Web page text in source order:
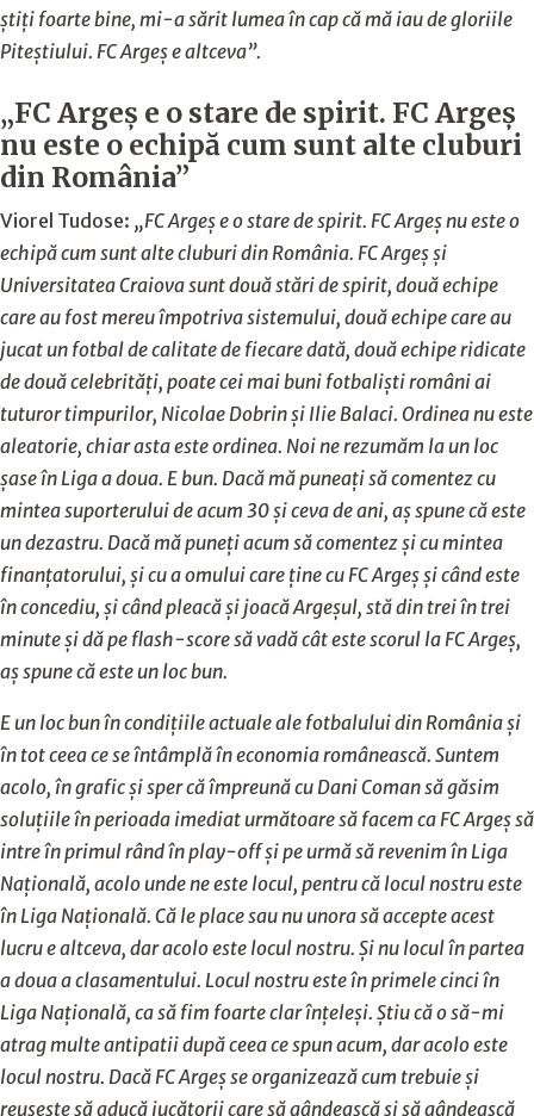
știți foarte bine, mi-a sărit lumea în cap că mă iau de gloriile
Piteștiului. FC Argeș e altceva”.
„FC Argeș e o stare de spirit. FC Argeș
nu este o echipă cum sunt alte cluburi
din România”
Viorel Tudose: „FC Argeș e o stare de spirit. FC Argeș nu este o
echipă cum sunt alte cluburi din România. FC Argeș și
Universitatea Craiova sunt două stări de spirit, două echipe
care au fost mereu împotriva sistemului, două echipe care au
jucat un fotbal de calitate de fiecare dată, două echipe ridicate
de două celebrități, poate cei mai buni fotbaliști români ai
tuturor timpurilor, Nicolae Dobrin și Ilie Balaci. Ordinea nu este
aleatorie, chiar asta este ordinea. Noi ne rezumăm la un loc
șase în Liga a doua. E bun. Dacă mă puneați să comentez cu
mintea suporterului de acum 30 și ceva de ani, aș spune că este
un dezastru. Dacă mă puneți acum să comentez și cu mintea
finanțatorului, și cu a omului care ține cu FC Argeș și când este
în concediu, și când pleacă și joacă Argeșul, stă din trei în trei
minute și dă pe flash-score să vadă cât este scorul la FC Argeș,
aș spune că este un loc bun.
E un loc bun în condițiile actuale ale fotbalului din România și
în tot ceea ce se întâmplă în economia românească. Suntem
acolo, în grafic și sper că împreună cu Dani Coman să găsim
soluțiile în perioada imediat următoare să facem ca FC Argeș să
intre în primul rând în play-off și pe urmă să revenim în Liga
Națională, acolo unde ne este locul, pentru că locul nostru este
în Liga Națională. Că le place sau nu unora să accepte acest
lucru e altceva, dar acolo este locul nostru. Și nu locul în partea
a doua a clasamentului. Locul nostru este în primele cinci în
Liga Națională, ca să fim foarte clar înțeleși. Știu că o să-mi
atrag multe antipatii după ceea ce spun acum, dar acolo este
locul nostru. Dacă FC Argeș se organizează cum trebuie și
reușește să aducă jucătorii care să gândească și să gândească